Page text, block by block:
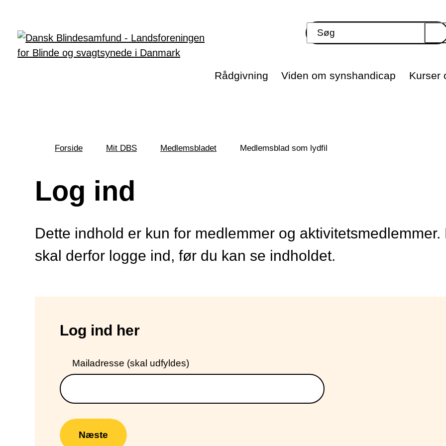
Rådgivning Viden om synshandicap Kurser
her:
Forside Mit DBS Medlemsbladet Medlemsblad som lydfil
Log ind
Dette indhold er kun for medlemmer og aktivitetsmedlemmer.
skal derfor logge ind, før du kan se indholdet.
Log ind her
Mailadresse (skal udfyldes)
Næste